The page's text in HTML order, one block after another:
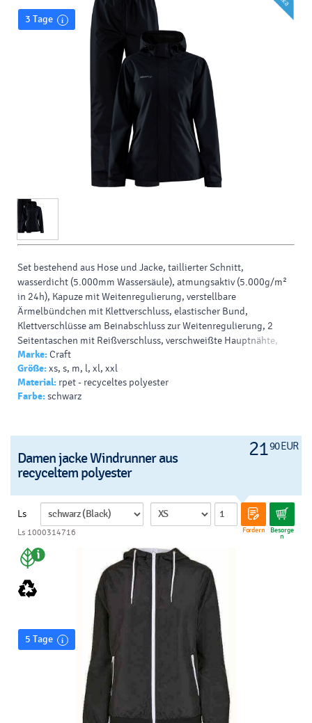
3 Tage
Set bestehend aus Hose und Jacke, taillierter Schnitt,
wasserdicht (5.000mm Wassersäule), atmungsaktiv (5.000g/m²
in 24h), Kapuze mit Weitenregulierung, verstellbare
Ärmelbündchen mit Klettverschluss, elastischer Bund,
Klettverschlüsse am Beinabschluss zur Weitenregulierung, 2
Seitentaschen mit Reißverschluss, verschweißte Hauptnähte,
Kordel mit Stopper am Saum zur Weitenregulierung,
reflektierende Details, 40° waschbar, nicht bügeln, nicht
trocknergeeignet
Marke:Craft
Größe:xs, s, m, l, xl, xxl
Material: rpet - recyceltes polyester
Farbe:schwarz
2190 EUR
Damen jacke Windrunner aus
recyceltem polyester
Ls
Fordern Besorge
n
Ls 1000314716
5 Tage